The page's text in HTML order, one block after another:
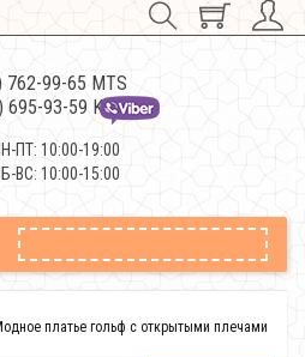
762-99-65 MTS
695-93-59 Kievstar
ПТ: 10:00-19:00
ВС: 10:00-15:00
платье гольф с открытыми плечами